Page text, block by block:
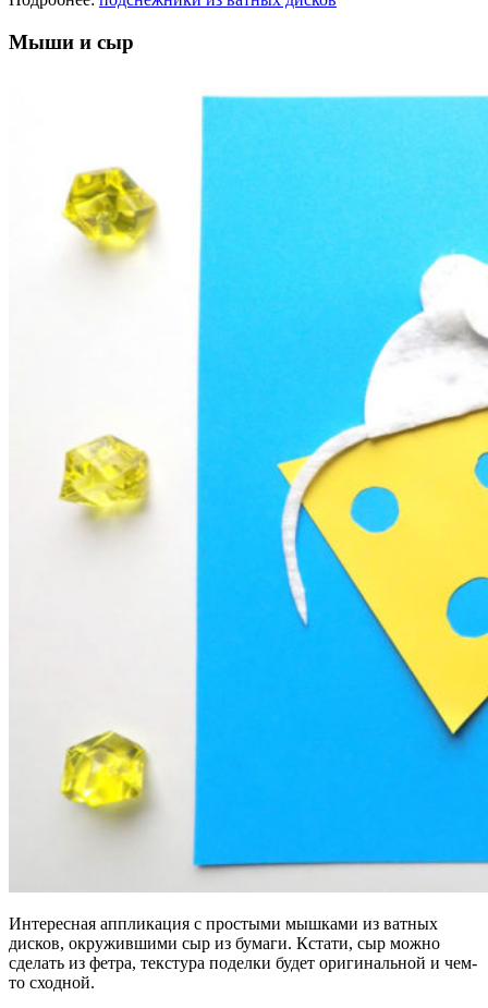
Мыши и сыр
Интересная аппликация с простыми мышками из ватных
дисков, окружившими сыр из бумаги. Кстати, сыр можно
сделать из фетра, текстура поделки будет оригинальной и чем-
то сходной.